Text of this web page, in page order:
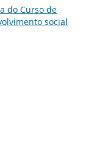
do Curso de
social